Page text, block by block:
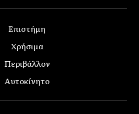
Επιστήμη
Χρήσιμα
Περιβάλλον
Αυτοκίνητο